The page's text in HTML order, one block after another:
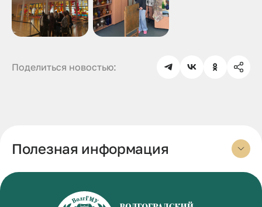
Поделиться новостью:
Полезная информация